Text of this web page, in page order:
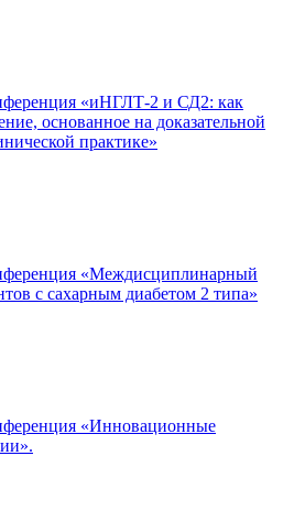
«иНГЛТ-2 и СД2: как
основанное на доказательной
практике»
«Междисциплинарный
с сахарным диабетом 2 типа»
«Инновационные